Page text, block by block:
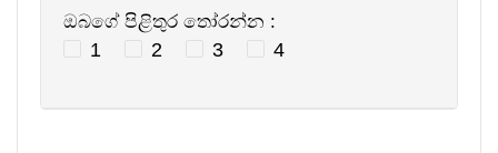
ඔබගේ පිළිතුර තෝරන්න :
1 2 3 4